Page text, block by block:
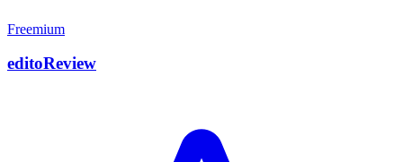
Freemium
editoReview